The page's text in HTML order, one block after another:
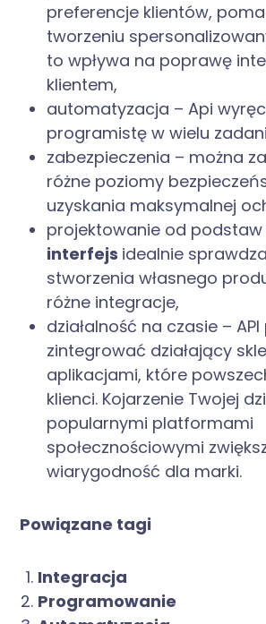
preferencje klientów,
tworzeniu
to wpływa na poprawę
klientem,
automatyzacja – Api
programistę w wielu
zabezpieczenia – można
różne poziomy
uzyskania maksymalnej
projektowanie od
interfejs idealnie
stworzenia własnego
różne integracje,
działalność na czasie –
zintegrować działający
aplikacjami, które
klienci. Kojarzenie Twojej
popularnymi platformami
społecznościowymi
wiarygodność dla marki.
Powiązane tagi
Integracja
Programowanie